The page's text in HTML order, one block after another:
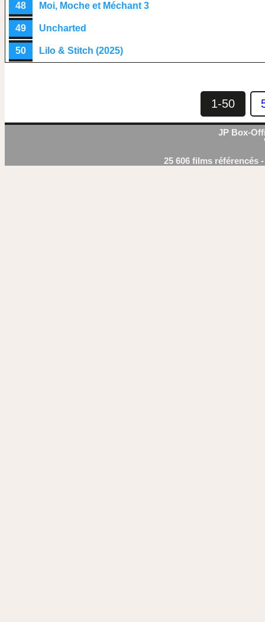
48 Moi, Moche et Méchant 3
49 Uncharted
50 Lilo & Stitch (2025)
1-50
JP Box-
25 606 films référencés